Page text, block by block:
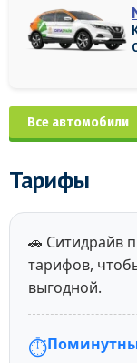
Все автомобили
Тарифы
🚗 Ситидрайв
тарифов,
выгодной.
⏱️